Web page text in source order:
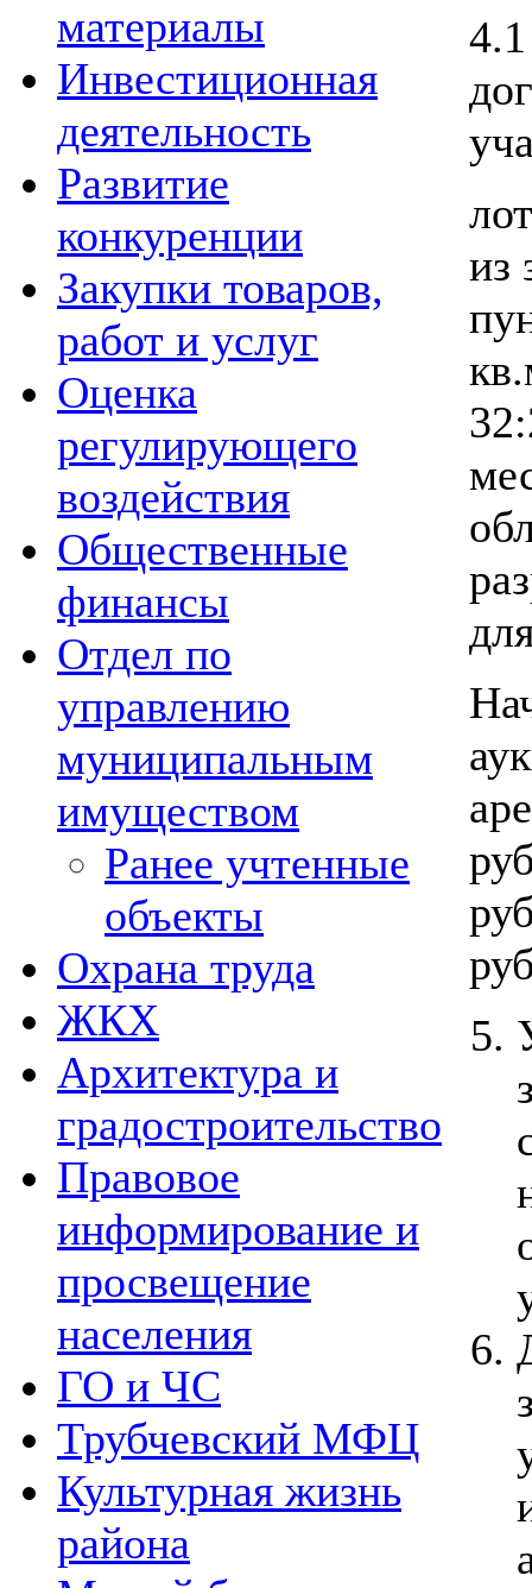
материалы
Инвестиционная
деятельность
Развитие
конкуренции
Закупки товаров,
работ и услуг
Оценка
регулирующего
воздействия
Общественные
финансы
Отдел по
управлению
муниципальным
имуществом
Ранее учтенные
объекты
Охрана труда
ЖКХ
Архитектура и
градостроительство
Правовое
информирование и
просвещение
населения
ГО и ЧС
Трубчевский МФЦ
Культурная жизнь
района
из